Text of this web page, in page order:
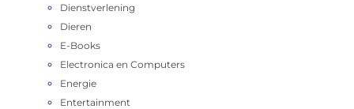
Dienstverlening
Dieren
E-Books
Electronica en Computers
Energie
Entertainment